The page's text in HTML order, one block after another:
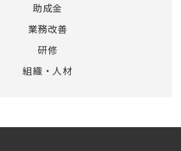
助成金
業務改善
研修
組織・人材